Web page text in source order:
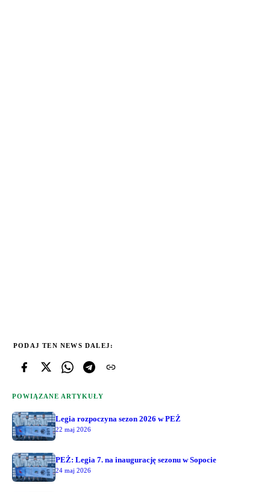
PODAJ TEN NEWS DALEJ:
POWIĄZANE ARTYKUŁY
Legia rozpoczyna sezon 2026 w PEŻ
22 maj 2026
PEŻ: Legia 7. na inaugurację sezonu w Sopocie
24 maj 2026